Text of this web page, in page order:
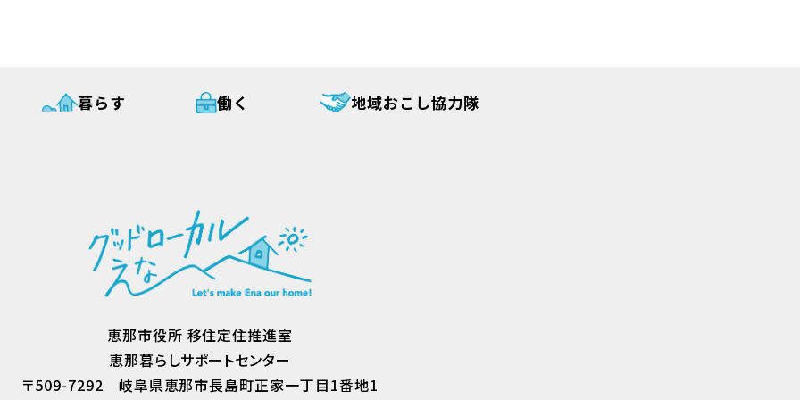
暮らす 働く 地域おこし協力隊
恵那市役所 移住定住推進室
恵那暮らしサポートセンター
〒509-7292 岐阜県恵那市長島町正家一丁目1番地1